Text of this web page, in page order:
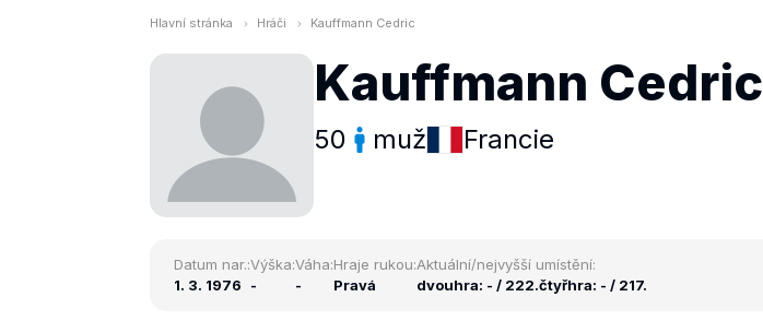
Hlavní stránka Hráči Kauffmann Cedric
Kauffmann Cedric
50 muž Francie
Datum nar.:
1. 3. 1976
Výška:
-
Váha:
-
Hraje rukou:
Pravá
Aktuální/nejvyšší umístění:
dvouhra: - / 222.čtyřhra: - / 217.